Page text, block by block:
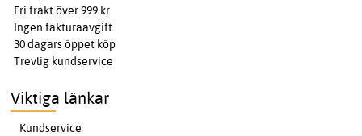
Fri frakt över 999 kr
Ingen fakturaavgift
30 dagars öppet köp
Trevlig kundservice
Viktiga länkar
Kundservice